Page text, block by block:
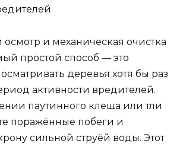
осмотр и механическая очистка
простой способ — это
деревья хотя бы раз
активности вредителей.
паутинного клеща или тли
поражённые побеги и
сильной струёй воды. Этот